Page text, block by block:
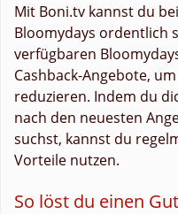
Mit Boni.tv kannst du
Bloomydays ordentlich
verfügbaren
Cashback-Angebote,
reduzieren. Indem du
nach den neuesten
suchst, kannst du
Vorteile nutzen.
So löst du einen